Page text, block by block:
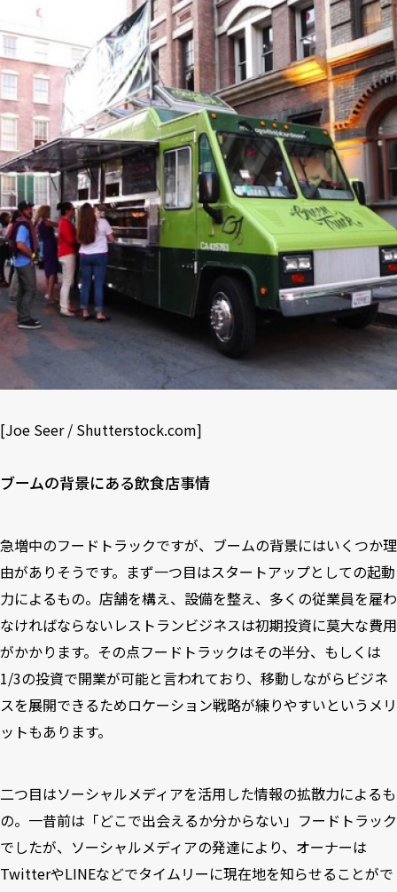
[Joe Seer/ Shutterstock.com]
ブームの背景にある飲食店事情
急増中のフードトラックですが、ブームの背景にはいくつか理
由がありそうです。まず一つ目はスタートアップとしての起動
力によるもの。店舗を構え、設備を整え、多くの従業員を雇わ
なければならないレストランビジネスは初期投資に莫大な費用
がかかります。その点フードトラックはその半分、もしくは
1/3の投資で開業が可能と言われており、移動しながらビジネ
スを展開できるためロケーション戦略が練りやすいというメリ
ットもあります。
二つ目はソーシャルメディアを活用した情報の拡散力によるも
の。一昔前は「どこで出会えるか分からない」フードトラック
でしたが、ソーシャルメディアの発達により、オーナーは
TwitterやLINEなどでタイムリーに現在地を知らせることがで